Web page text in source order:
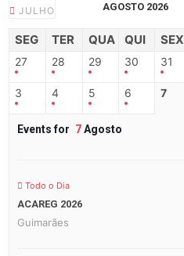
JULHO AGOSTO 2026
SEG TER QUA QUI SEX
27 28 29 30 31
3 4 5 6 7
Events for 7Agosto
Todo o Dia
ACAREG 2026
Guimarães